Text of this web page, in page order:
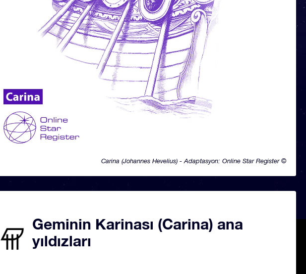
Carina (Johannes Hevelius) - Adaptasyon: Online Star Register ©
Geminin Karinası (Carina) ana
yıldızları